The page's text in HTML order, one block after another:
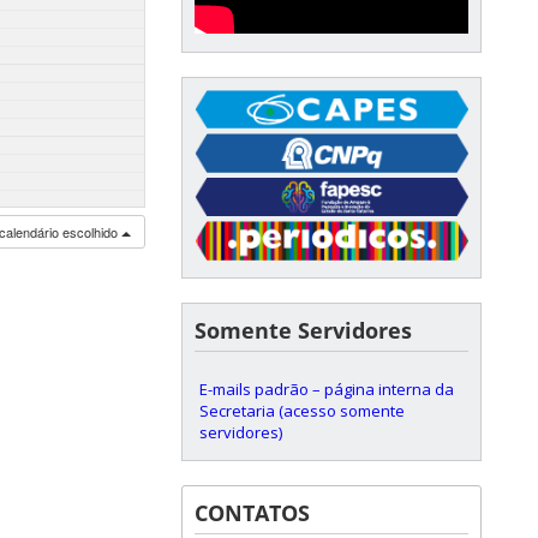
escolhido
Somente Servidores
E-mails padrão – página interna da
Secretaria (acesso somente
servidores)
CONTATOS